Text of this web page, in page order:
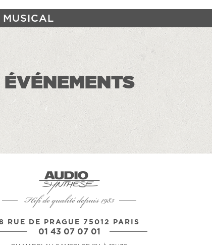
MUSICAL
ÉVÉNEMENTS
Hifi de qualité depuis 1983
RUE DE PRAGUE 75012 PARIS
01 43 07 07 01